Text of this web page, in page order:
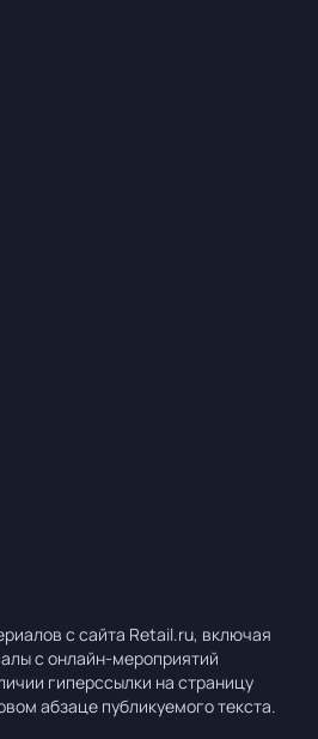
с сайта Retail.ru, включая
с онлайн-мероприятий
гиперссылки на страницу
абзаце публикуемого текста.